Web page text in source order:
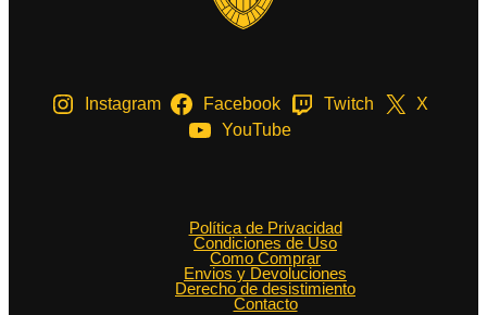
Instagram Facebook Twitch
X
YouTube
Política de Privacidad
Condiciones de Uso
Como Comprar
Envios y Devoluciones
Derecho de desistimiento
Contacto